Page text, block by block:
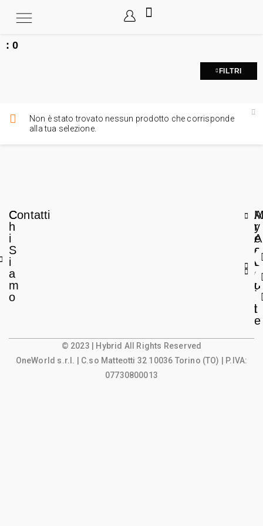
:0
FILTRI
Non è stato trovato nessun prodotto che corrisponde
alla tua selezione.
C
h
i
S
i
a
m
o
Contatti
A
r
e
a
L
e
g
l
e
y
A
c
c
o
u
t
© 2023 | Hybrid All Rights Reserved
OneWorld s.r.l.
| C.so Matteotti 32 10036 Torino (TO) | P.IVA:
07730800013